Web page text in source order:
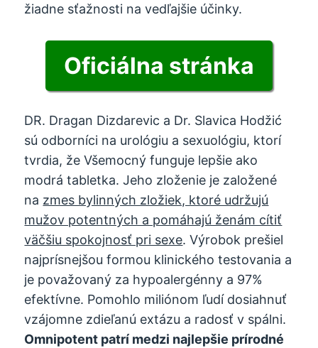
žiadne sťažnosti na vedľajšie účinky.
Oficiálna stránka
DR. Dragan Dizdarevic a Dr. Slavica Hodžić
sú odborníci na urológiu a sexuológiu, ktorí
tvrdia, že Všemocný funguje lepšie ako
modrá tabletka. Jeho zloženie je založené
na zmes bylinných zložiek, ktoré udržujú
mužov potentných a pomáhajú ženám cítiť
väčšiu spokojnosť pri sexe. Výrobok prešiel
najprísnejšou formou klinického testovania a
je považovaný za hypoalergénny a 97%
efektívne. Pomohlo miliónom ľudí dosiahnuť
vzájomne zdieľanú extázu a radosť v spálni.
Omnipotent patrí medzi najlepšie prírodné